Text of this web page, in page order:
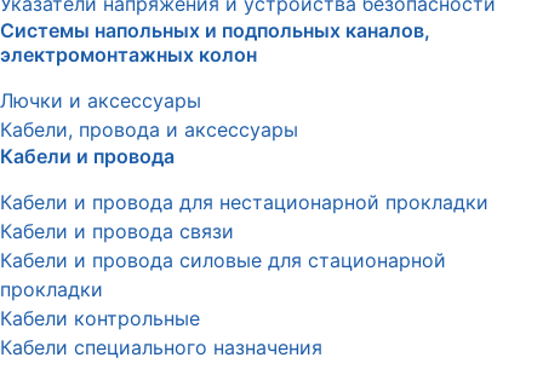
Системы напольных и подпольных каналов,
электромонтажных колон
Лючки и аксессуары
Кабели, провода и аксессуары
Кабели и провода
Кабели и провода для нестационарной прокладки
Кабели и провода связи
Кабели и провода силовые для стационарной
прокладки
Кабели контрольные
Кабели специального назначения